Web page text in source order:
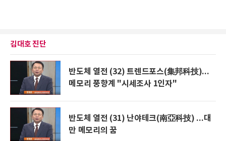
김대호 진단
반도체 열전 (32) 트렌드포스(集邦科技)...
메모리 풍향계 "시세조사 1인자"
반도체 열전 (31) 난야테크(南亞科技) ...대
만 메모리의 꿈